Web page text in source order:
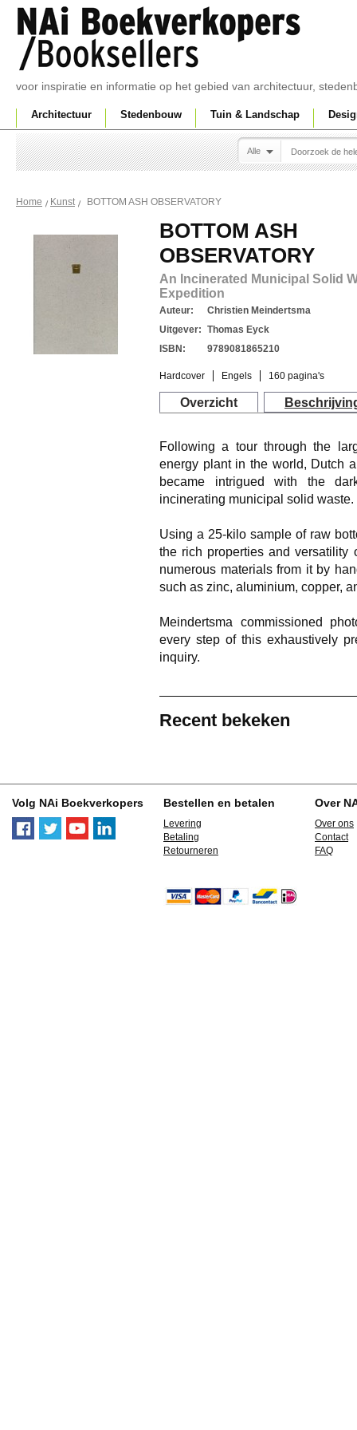
voor inspiratie en informatie op het gebied van architectuur,
Architectuur Stedenbouw Tuin & Landschap
Alle
Home Kunst BOTTOM ASH OBSERVATORY
BOTTOM ASH
OBSERVATORY
An Incinerated Municipal Solid
Expedition
Auteur:
Christien Meindertsma
Uitgever: Thomas Eyck
ISBN:
9789081865210
Hardcover Engels 160 pagina's
Overzicht
Following a tour through the
energy plant in the world, Dutch
became intrigued with the
incinerating municipal solid waste.
Using a 25-kilo sample of raw
the rich properties and versatility
numerous materials from it by
such as zinc, aluminium, copper,
Meindertsma commissioned
every step of this exhaustively
inquiry.
Recent bekeken
Volg NAi Boekverkopers Bestellen en betalen
Levering
Betaling
Retourneren
Over
Over ons
Contact
FAQ